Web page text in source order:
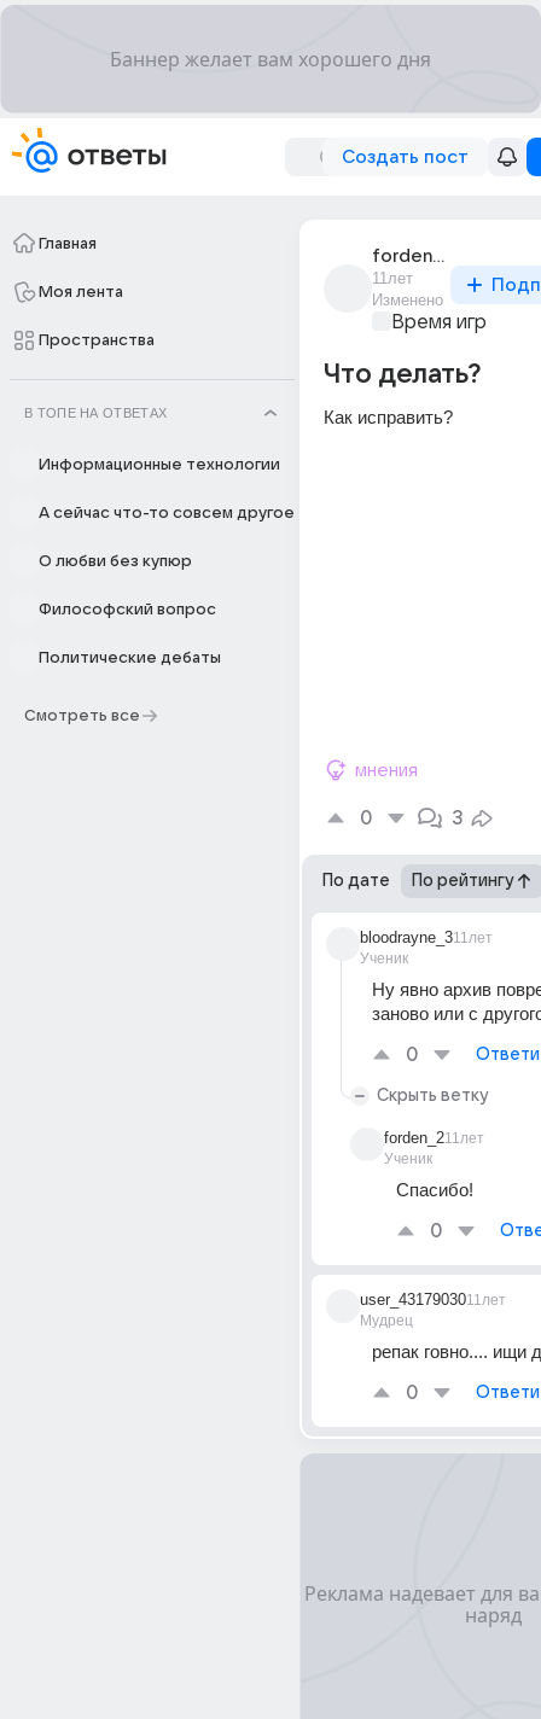
Создать пост
Главная
Моя лента
Пространства
В ТОПЕ НА ОТВЕТАХ
Информационные технологии
А сейчас что-то совсем другое
О любви без купюр
Философский вопрос
Политические дебаты
Смотреть все
forden_2
11лет
Изменено
Время игр
Что делать?
Как исправить?
мнения
0 3
По дате По рейтингу
bloodrayne_3
Ученик
11лет
Ну явно архив
заново или с
0
Скрыть ветку
forden_2
Ученик
11лет
Спасибо!
0
user_43179030
Мудрец
11лет
репак говно.... ищи
0